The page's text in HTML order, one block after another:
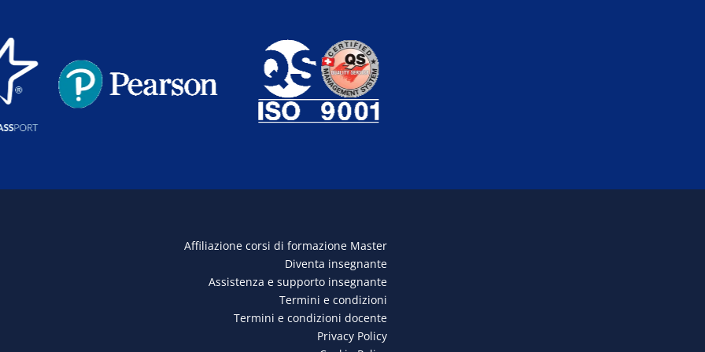
Affiliazione corsi di formazione Master
Diventa insegnante
Assistenza e supporto insegnante
Termini e condizioni
Termini e condizioni docente
Privacy Policy